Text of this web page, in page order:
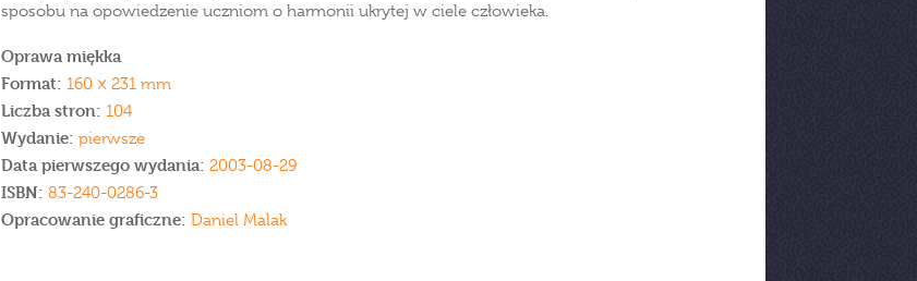
sposobu na opowiedzenie uczniom o harmonii ukrytej w ciele człowieka.
Oprawa miękka
Format: 160 × 231 mm
Liczba stron: 104
Wydanie: pierwsze
Data pierwszego wydania: 2003-08-29
ISBN: 83-240-0286-3
Opracowanie graficzne: Daniel Malak